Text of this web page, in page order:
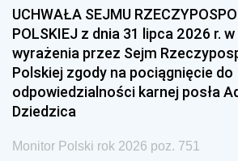
1954 1953
1951 1950
1948 1947
1939
UCHWAŁA SEJMU
POLSKIEJ z dnia 31 lipca 2026 r.
wyrażenia przez Sejm
Polskiej zgody na pociągnięcie do
odpowiedzialności karnej posła
Dziedzica
Monitor Polski rok 2026 poz. 751